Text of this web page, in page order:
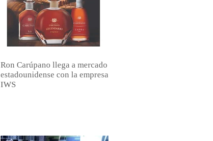
Ron Carúpano llega a mercado
estadounidense con la empresa
IWS